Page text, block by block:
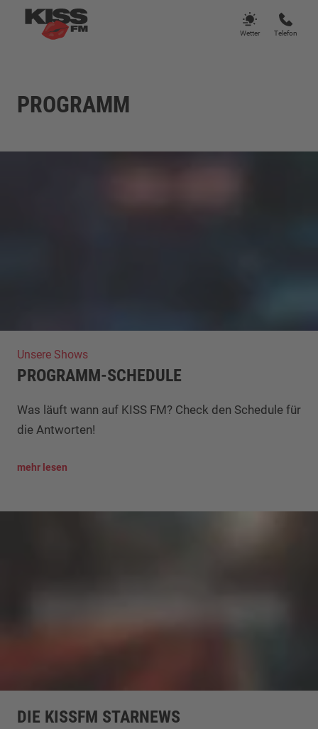
Wetter Telefon
PROGRAMM
Unsere Shows
PROGRAMM-SCHEDULE
Was läuft wann auf KISS FM? Check den Schedule für
die Antworten!
mehr lesen
DIE KISSFM STARNEWS